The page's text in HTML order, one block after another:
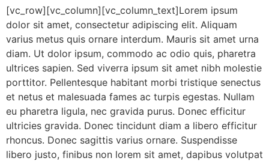
[vc_row][vc_column][vc_column_text]Lorem ipsum
dolor sit amet, consectetur adipiscing elit. Aliquam
varius metus quis ornare interdum. Mauris sit amet urna
diam. Ut dolor ipsum, commodo ac odio quis, pharetra
ultrices sapien. Sed viverra ipsum sit amet nibh molestie
porttitor. Pellentesque habitant morbi tristique senectus
et netus et malesuada fames ac turpis egestas. Nullam
eu pharetra ligula, nec gravida purus. Donec efficitur
ultricies gravida. Donec tincidunt diam a libero efficitur
rhoncus. Donec sagittis varius ornare. Suspendisse
libero justo, finibus non lorem sit amet, dapibus volutpat